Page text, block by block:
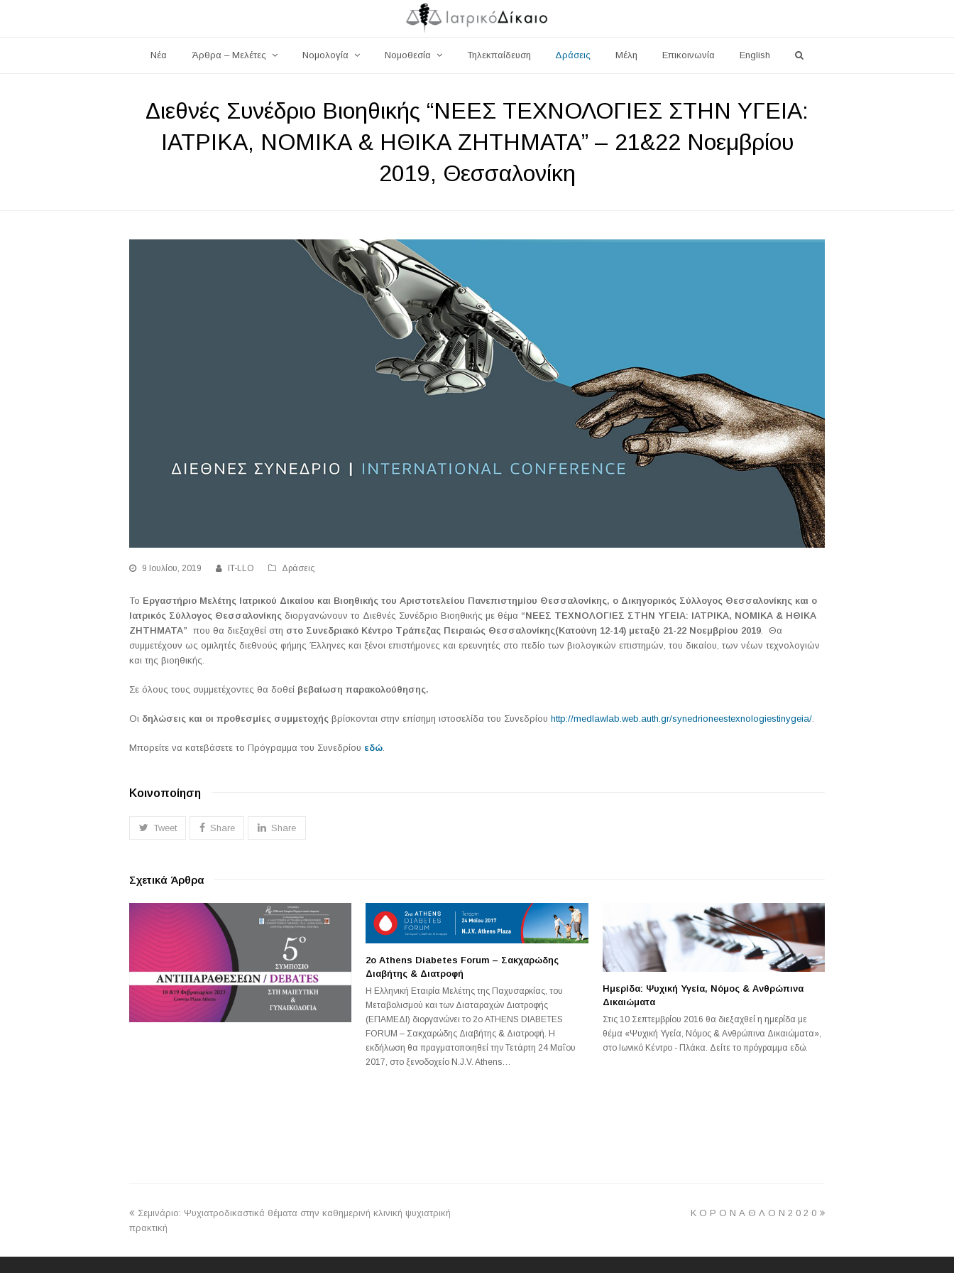
Νέα Άρθρα – Μελέτες Νομολογία Νομοθεσία Τηλεκπαίδευση Δράσεις Μέλη Επικοινωνία English
Διεθνές Συνέδριο Βιοηθικής “ΝΕΕΣ ΤΕΧΝΟΛΟΓΙΕΣ ΣΤΗΝ ΥΓΕΙΑ:
ΙΑΤΡΙΚΑ, ΝΟΜΙΚΑ & ΗΘΙΚΑ ΖΗΤΗΜΑΤΑ” – 21&22 Νοεμβρίου
2019, Θεσσαλονίκη
9 Ιουλίου, 2019 IT-LLO Δράσεις
Το Εργαστήριο Μελέτης Ιατρικού Δικαίου και Βιοηθικής του Αριστοτελείου Πανεπιστημίου Θεσσαλονίκης, ο Δικηγορικός Σύλλογος Θεσσαλονίκης και ο
Ιατρικός Σύλλογος Θεσσαλονίκης διοργανώνουν το Διεθνές Συνέδριο Βιοηθικής με θέμα “ΝΕΕΣ ΤΕΧΝΟΛΟΓΙΕΣ ΣΤΗΝ ΥΓΕΙΑ: ΙΑΤΡΙΚΑ, ΝΟΜΙΚΑ & ΗΘΙΚΑ
ΖΗΤΗΜΑΤΑ” που θα διεξαχθεί στη στο Συνεδριακό Κέντρο Τράπεζας Πειραιώς Θεσσαλονίκης(Κατούνη 12-14) μεταξύ 21-22 Νοεμβρίου 2019 . Θα
συμμετέχουν ως ομιλητές διεθνούς φήμης Έλληνες και ξένοι επιστήμονες και ερευνητές στο πεδίο των βιολογικών επιστημών, του δικαίου, των νέων τεχνολογιών
και της βιοηθικής.
Σε όλους τους συμμετέχοντες θα δοθεί βεβαίωση παρακολούθησης.
Οι δηλώσεις και οι προθεσμίες συμμετοχής βρίσκονται στην επίσημη ιστοσελίδα του Συνεδρίου http://medlawlab.web.auth.gr/synedrioneestexnologiestinygeia/
Μπορείτε να κατεβάσετε το Πρόγραμμα του Συνεδρίου εδώ
Κοινοποίηση
Tweet Share Share
Σχετικά Άρθρα
2ο Athens Diabetes Forum – Σακχαρώδης
Διαβήτης & Διατροφή
Η Ελληνική Εταιρία Μελέτης της Παχυσαρκίας, του
Μεταβολισμού και των Διαταραχών Διατροφής
(ΕΠΑΜΕΔΙ) διοργανώνει το 2ο ATHENS DIABETES
FORUM – Σακχαρώδης Διαβήτης & Διατροφή. Η
εκδήλωση θα πραγματοποιηθεί την Τετάρτη 24 Mαΐου
2017, στο ξενοδοχείο N.J.V. Athens…
Ημερίδα: Ψυχική Υγεία, Νόμος & Ανθρώπινα
Δικαιώματα
Στις 10 Σεπτεμβρίου 2016 θα διεξαχθεί η ημερίδα με
θέμα «Ψυχική Υγεία, Νόμος & Ανθρώπινα Δικαιώματα»,
στο Ιωνικό Κέντρο - Πλάκα. Δείτε το πρόγραμμα εδώ.
previous
post:
Σεμινάριο: Ψυχιατροδικαστικά θέματα στην καθημερινή κλινική ψυχιατρική
πρακτική
next
Κ Ο Ρ Ο Ν Α Θ Λ Ο Ν 2 0 2 0